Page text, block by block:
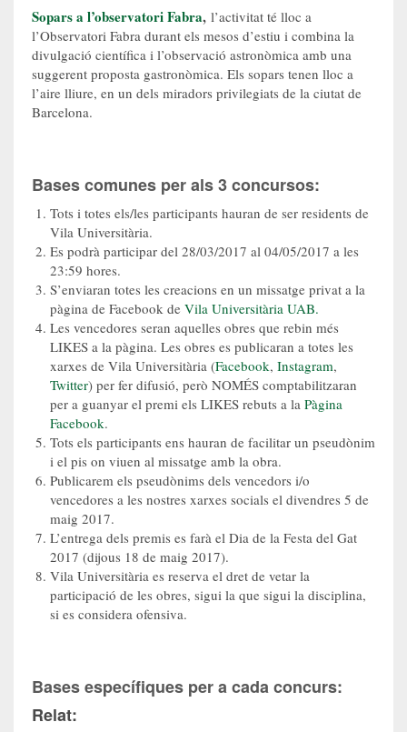
Sopars a l’observatori Fabra, l’activitat té lloc a
l’Observatori Fabra durant els mesos d’estiu i combina la
divulgació científica i l’observació astronòmica amb una
suggerent proposta gastronòmica. Els sopars tenen lloc a
l’aire lliure, en un dels miradors privilegiats de la ciutat de
Barcelona.
Bases comunes per als 3 concursos:
Tots i totes els/les participants hauran de ser residents de
Vila Universitària.
Es podrà participar del 28/03/2017 al 04/05/2017 a les
23:59 hores.
S’enviaran totes les creacions en un missatge privat a la
pàgina de Facebook de Vila Universitària UAB.
Les vencedores seran aquelles obres que rebin més
LIKES a la pàgina. Les obres es publicaran a totes les
xarxes de Vila Universitària (Facebook, Instagram,
Twitter) per fer difusió, però NOMÉS comptabilitzaran
per a guanyar el premi els LIKES rebuts a la Pàgina
Facebook.
Tots els participants ens hauran de facilitar un pseudònim
i el pis on viuen al missatge amb la obra.
Publicarem els pseudònims dels vencedors i/o
vencedores a les nostres xarxes socials el divendres 5 de
maig 2017.
L’entrega dels premis es farà el Dia de la Festa del Gat
2017 (dijous 18 de maig 2017).
Vila Universitària es reserva el dret de vetar la
participació de les obres, sigui la que sigui la disciplina,
si es considera ofensiva.
Bases específiques per a cada concurs:
Relat: